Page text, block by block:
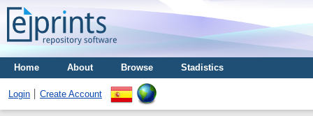
Home About Browse Stadistics
Login Create Account